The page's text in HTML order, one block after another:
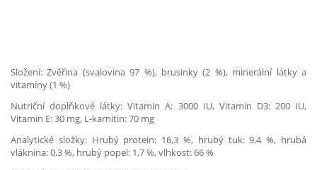
Složení: Zvěřina (svalovina 97 %), brusinky (2 %), minerální látky a
vitamíny (1 %)
Nutriční doplňkové látky: Vitamin A: 3000 IU, Vitamin D3: 200 IU,
Vitamin E: 30 mg, L-karnitin: 70 mg
Analytické složky: Hrubý protein: 16,3 %, hrubý tuk: 9,4 %, hrubá
vláknina: 0,3 %, hrubý popel: 1,7 %, vlhkost: 66 %